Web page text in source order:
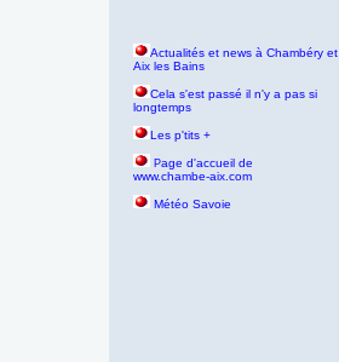
Actualités et news à Chambéry et
Aix les Bains
Cela s'est passé il n'y a pas si
longtemps
Les p'tits +
Page d'accueil de
www.chambe-aix.com
Météo Savoie